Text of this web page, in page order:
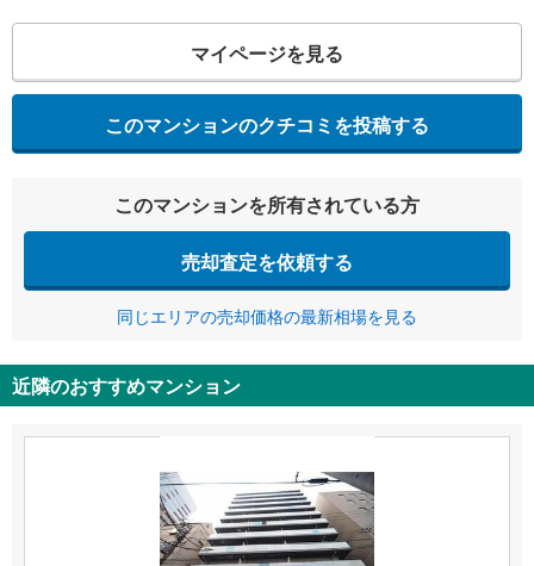
マイページを見る
このマンションのクチコミを投稿する
このマンションを所有されている方
売却査定を依頼する
同じエリアの売却価格の最新相場を見る
近隣のおすすめマンション